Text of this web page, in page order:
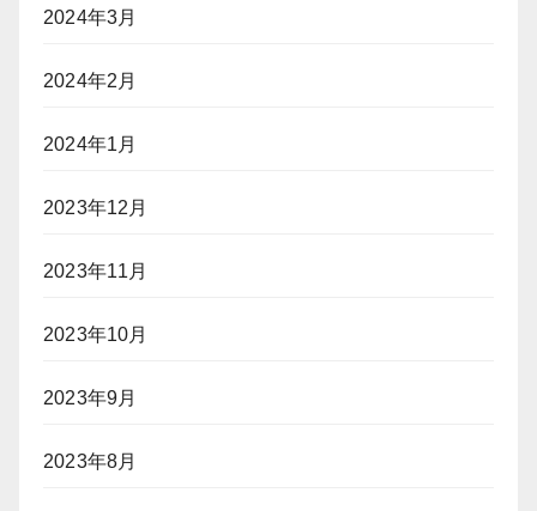
2024年3月
2024年2月
2024年1月
2023年12月
2023年11月
2023年10月
2023年9月
2023年8月